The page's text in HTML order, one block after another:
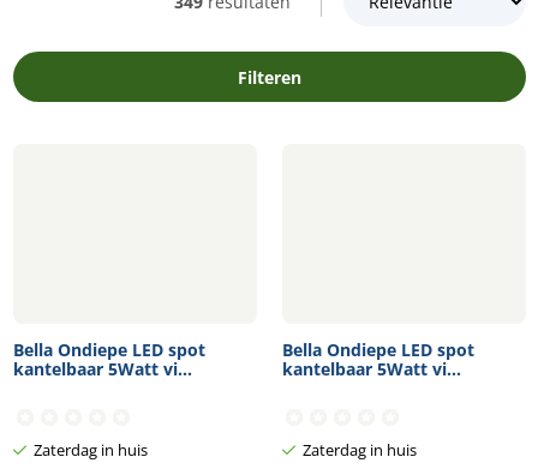
Filteren
Bella Ondiepe LED spot
kantelbaar 5Watt vi...
Zaterdag in huis
Bella Ondiepe LED spot
kantelbaar 5Watt vi...
Zaterdag in huis